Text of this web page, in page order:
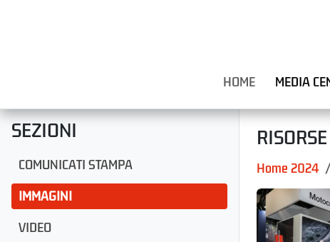
HOME MEDIA
SEZIONI
COMUNICATI STAMPA
IMMAGINI
VIDEO
RISORSE
Home 2024